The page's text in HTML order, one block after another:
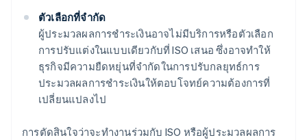
ตัวเลือกที่จํากัด
ผู้ประมวลผลการชําระเงินอาจไม่มีบริการหรือตัวเลือก
การปรับแต่งในแบบเดียวกับที่ ISO เสนอ ซึ่งอาจทำให้
ธุรกิจมีความยืดหยุ่นที่จำกัดในการปรับกลยุทธ์การ
ประมวลผลการชําระเงินให้ตอบโจทย์ความต้องการที่
เปลี่ยนแปลงไป
การตัดสินใจว่าจะทํางานร่วมกับ ISO หรือผู้ประมวลผลการ